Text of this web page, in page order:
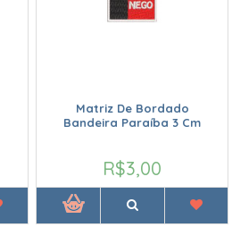
Matriz De Bordado
Bandeira Paraíba 3 Cm
R$3,00